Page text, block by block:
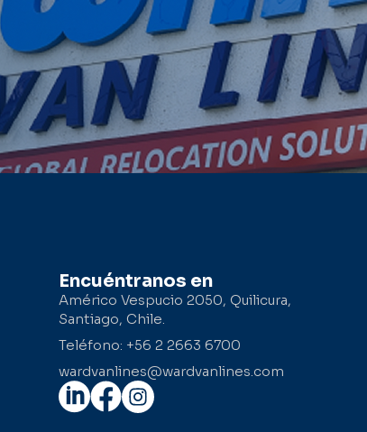
Encuéntranos en
Américo Vespucio 2050, Quilicura,
Santiago, Chile.
Teléfono: +56 2 2663 6700
wardvanlines@wardvanlines.com